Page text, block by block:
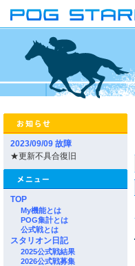
2023/09/09 故障
★更新不具合復旧
TOP
My機能とは
POG集計とは
公式戦とは
スタリオン日記
2025公式戦結果
2026公式戦募集